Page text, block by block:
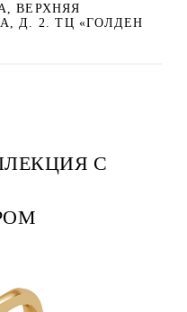
ВЕРХНЯЯ
Д. 2. ТЦ «ГОЛДЕН
С